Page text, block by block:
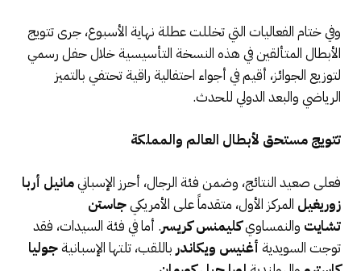
وفي ختام الفعاليات التي تخللت عطلة نهاية الأسبوع، جرى تتويج
الأبطال المتألقين في هذه النسخة التأسيسية خلال حفل رسمي
لتوزيع الجوائز، أقيم في أجواء احتفالية راقية تحتفي بالتميز
الرياضي والبعد الدولي للحدث.
تتويج مستحق لأبطال العالم والمملكة
فعلى صعيد النتائج، وضمن فئة الرجال، أحرز الإسبانيمانيل أربا
زوريغيل المركز الأول، متقدماً على الأمريكيجاستن
تشايت والنمساويكليمنس كريسر. أما في فئة السيدات، فقد
توجت السويدية أغنيس ويكاندر باللقب، تلتها الإسبانيةجوليا